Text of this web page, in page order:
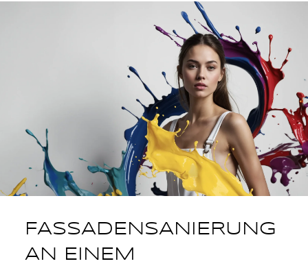
FASSADENSANIERUNG
AN EINEM